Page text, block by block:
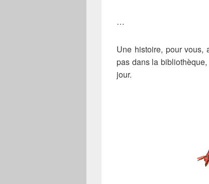
…
Une histoire, pour vous,
pas dans la
jour.